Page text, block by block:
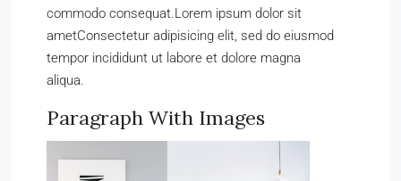
commodo consequat.Lorem ipsum dolor sit
ametConsectetur adipisicing elit, sed do eiusmod
tempor incididunt ut labore et dolore magna
aliqua.
Paragraph With Images